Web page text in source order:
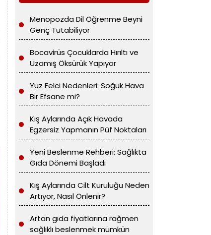
Menopozda Dil Öğrenme Beyni
Genç Tutabiliyor
Bocavirüs Çocuklarda Hırıltı ve
Uzamış Öksürük Yapıyor
Yüz Felci Nedenleri: Soğuk Hava
Bir Efsane mi?
Kış Aylarında Açık Havada
Egzersiz Yapmanın Püf Noktaları
Yeni Beslenme Rehberi: Sağlıkta
Gıda Dönemi Başladı
Kış Aylarında Cilt Kuruluğu Neden
Artıyor, Nasıl Önlenir?
Artan gıda fiyatlarına rağmen
sağlıklı beslenmek mümkün